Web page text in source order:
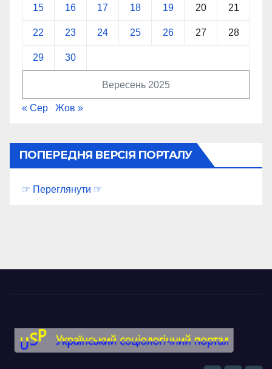
Вересень 2025
15 16 17 18 19 20 21
22 23 24 25 26 27 28
29 30
« Сер Жов »
ПОПЕРЕДНЯ ВЕРСІЯ ПОРТАЛУ
☞ Переглянути ☞